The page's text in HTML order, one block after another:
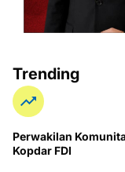
Trending
Perwakilan
Kopdar FDI